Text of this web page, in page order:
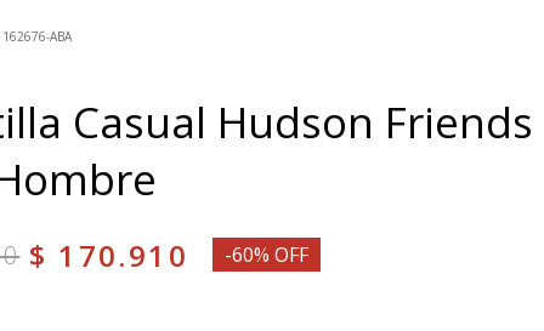
ABA
Casual Hudson Friends
$ 170.910 -60% OFF